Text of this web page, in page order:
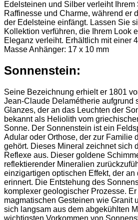
Edelsteinen und Silber verleiht
Raffinesse und Charme, während er
der Edelsteine einfängt. Lassen Sie
Kollektion verführen, die Ihrem Look
Eleganz verleiht. Erhältlich mit einer
Masse Anhänger: 17 x 10 mm
Sonnenstein:
Seine Bezeichnung erhielt er 1801
Jean-Claude Delamétherie aufgrund
Glanzes, der an das Leuchten der
bekannt als Heliolith vom
Sonne. Der Sonnenstein ist ein
Adular oder Orthose, der zur Familie
gehört. Dieses Mineral zeichnet sich
Reflexe aus. Dieser goldene
reflektierender Mineralien
einzigartigen optischen Effekt, der
erinnert. Die Entstehung des
komplexer geologischer Prozesse.
magmatischen Gesteinen wie Granit
sich langsam aus dem abgekühlten